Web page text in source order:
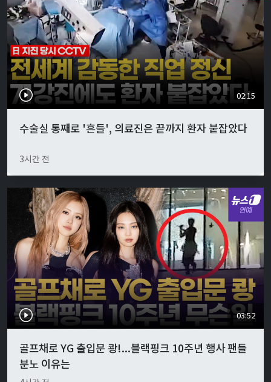
02:15
수술실 통째로 '흔들', 의료진은 끝까지 환자 붙잡았다
3시간 전
03:52
골프채로 YG 출입문 쾅!...블랙핑크 10주년 행사 팬들
분노 이유는